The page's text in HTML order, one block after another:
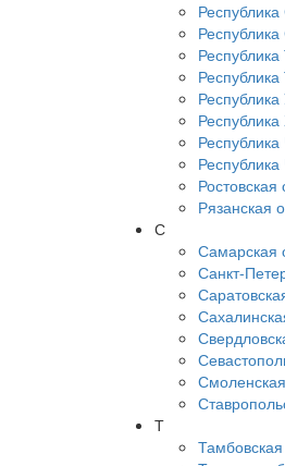
Республика
Ростовская
Рязанская
С
Самарская
Санкт-
Т